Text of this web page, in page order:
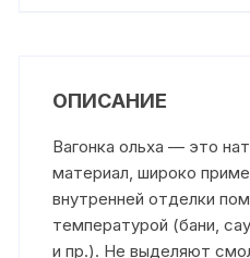
ОПИСАНИЕ
Вагонка ольха — это
материал, широко
внутренней отделки
температурой (бани,
и пр.). Не выделяют